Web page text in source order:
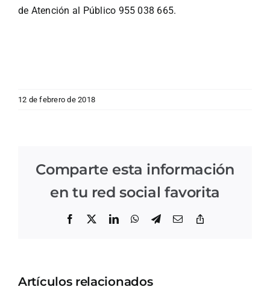
de Atención al Público 955 038 665.
12 de febrero de 2018
Comparte esta información
en tu red social favorita
Facebook LinkedInWhatsApp
Telegram
Correo
Artículos relacionados